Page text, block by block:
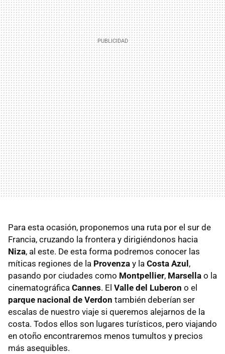
Para esta ocasión, proponemos una ruta por el sur de
Francia, cruzando la frontera y dirigiéndonos hacia
Niza, al este. De esta forma podremos conocer las
míticas regiones de la Provenza y la Costa Azul ,
pasando por ciudades como Montpellier, Marsella o la
cinematográfica Cannes. El Valle del Luberon o el
parque nacional de Verdon también deberían ser
escalas de nuestro viaje si queremos alejarnos de la
costa. Todos ellos son lugares turísticos, pero viajando
en otoño encontraremos menos tumultos y precios
más asequibles.